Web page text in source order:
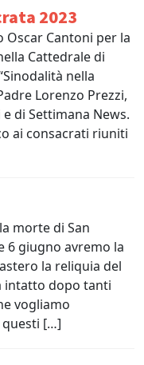
2023
Oscar Cantoni per la
Cattedrale di
nella
Lorenzo Prezzi,
di Settimana News.
ai consacrati riuniti
morte di San
6 giugno avremo la
la reliquia del
intatto dopo tanti
vogliamo
questi […]